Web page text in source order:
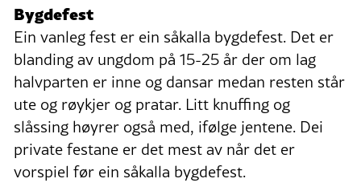
Bygdefest
Ein vanleg fest er ein såkalla bygdefest. Det er
blanding av ungdom på 15-25 år der om lag
halvparten er inne og dansar medan resten står
ute og røykjer og pratar. Litt knuffing og
slåssing høyrer også med, ifølge jentene. Dei
private festane er det mest av når det er
vorspiel før ein såkalla bygdefest.